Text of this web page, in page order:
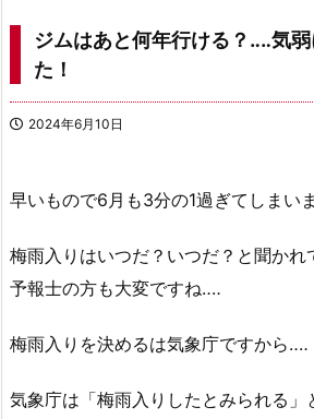
ジムはあと何年行ける？‥‥気
た！
2024年6月10日
早いもので6月も3分の1過ぎてしまい
梅雨入りはいつだ？いつだ？と聞かれ
予報士の方も大変ですね‥‥
梅雨入りを決めるは気象庁ですから‥‥
気象庁は「梅雨入りしたとみられる」